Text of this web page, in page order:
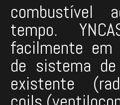
combustível
tempo.
facilmente em
de sistema de
existente